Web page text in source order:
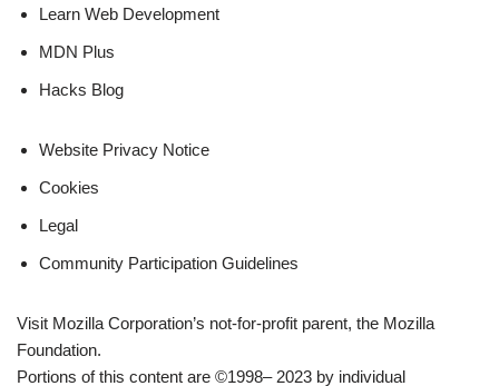
Learn Web Development
MDN Plus
Hacks Blog
Website Privacy Notice
Cookies
Legal
Community Participation Guidelines
Visit Mozilla Corporation’s not-for-profit parent, the Mozilla
Foundation.
Portions of this content are ©1998– 2023 by individual